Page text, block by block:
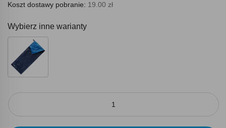
Koszt dostawy pobranie: 19.00 zł
Wybierz inne warianty